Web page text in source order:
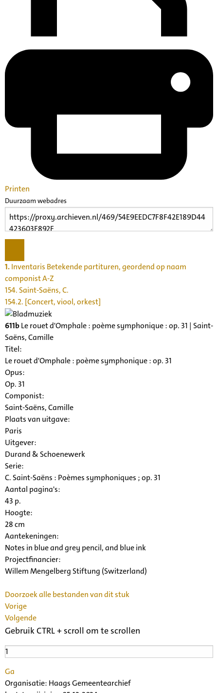
Printen
Duurzaam webadres
1.Inventaris Betekende partituren, geordend op naam
componist A-Z
154. Saint-Saëns, C.
154.2. [Concert, viool, orkest]
611bLe rouet d'Omphale : poème symphonique : op. 31 | Saint-
Saëns, Camille
Titel:
Le rouet d'Omphale : poème symphonique : op. 31
Opus:
Op. 31
Componist:
Saint-Saëns, Camille
Plaats van uitgave:
Paris
Uitgever:
Durand & Schoenewerk
Serie:
C. Saint-Saëns : Poèmes symphoniques ; op. 31
Aantal pagina's:
43 p.
Hoogte:
28 cm
Aantekeningen:
Notes in blue and grey pencil, and blue ink
Projectfinancier:
Willem Mengelberg Stiftung (Switzerland)
Doorzoek alle bestanden van dit stuk
Vorige
Volgende
Gebruik CTRL + scroll om te scrollen
Ga
Organisatie: Haags Gemeentearchief